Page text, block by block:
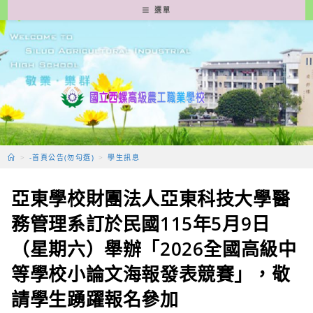
轉
至
要
容
選單
> -首頁公告(勿勾選) > 學生訊息
亞東學校財團法人亞東科技大學醫
務管理系訂於民國115年5月9日
（星期六）舉辦「2026全國高級中
等學校小論文海報發表競賽」，敬
請學生踴躍報名參加